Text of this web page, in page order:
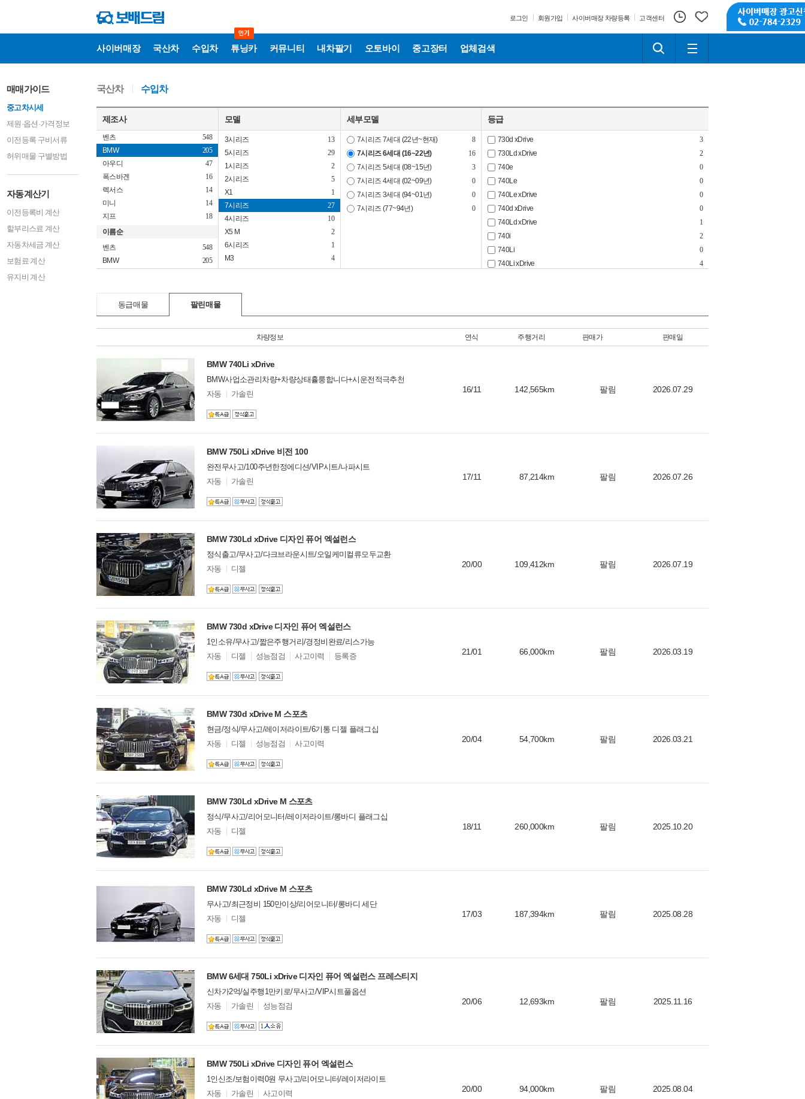
로그인 회원가입 사이버매장 차량등록 고객센터
사이버매장 국산차 수입차 튜닝카 커뮤니티 내차팔기 오토바이 중고장터 업체검색
매매가이드
중고차시세
제원·옵션·가격정보
이전등록 구비서류
허위매물 구별방법
자동계산기
이전등록비 계산
할부리스료 계산
자동차세금 계산
보험료 계산
유지비 계산
국산차 수입차
제조사
벤츠
548
BMW
205
아우디
47
폭스바겐
16
렉서스
14
미니
14
지프
18
이름순
벤츠
548
BMW
205
렉서스
14
BYD
0
7
다이하쓰
0
닷지
28
란치아
0
람보르기니
104
로터스
2
롤스로이스
123
르노
0
링컨
마세라티
32
마쯔다
0
맥라렌
머큐리
모건
1
벤틀리
89
볼보
9
북기은상
0
부가티
뷰익
0
비이스만
0
사브
선롱
새턴
0
스마트
3
쉐보레
33
스카니아
0
스파이커
0
시트로엥
0
알파로메오
알핀
1
0
0
올즈모빌
0
웨스트필드
0
0
이베코
1
이스즈
0
인피니티
재규어
지커
지프
18
크라이슬러
6
테슬라
15
토요타
14
모델
3시리즈
13
5시리즈
29
1시리즈
2
2시리즈
5
X1
1
7시리즈
27
4시리즈
10
X5 M
2
6시리즈
1
M3
4
X3
3
X3 M
M8
2
Z4
X4 M
i8
8시리즈
8
X7
Z8
02 시리즈
iX
3
M4
3
M2
iX3
i7
1
iX1
1
XM
iX2
세부모델
7시리즈 7세대 (22년~현재)
8
7시리즈 6세대 (16~22년)
16
7시리즈 5세대 (08~15년)
3
7시리즈 4세대 (02~09년)
0
7시리즈 3세대 (94~01년)
0
7시리즈 (77~94년)
0
등급
730d xDrive
3
730Ld xDrive
2
740e
0
740Le
0
740Le xDrive
0
740d xDrive
0
740Ld xDrive
1
740i
2
740Li
0
740Li xDrive
4
M760Li xDrive
0
알피나 B7
동급매물 팔린매물
차량정보 연식 주행거리 판매가 판매일
BMW 740Li xDrive
BMW사업소관리차량+차량상태휼룽합니다+시운전적극추천
모
옵
션
자동 가솔린 16/11 142,565km 팔림 2026.07.29
BMW 750Li xDrive 비전 100
완전무사고/100주년한정에디션/VIP시트/나파시트
모
옵
션
자동 가솔린 17/11 87,214km 팔림 2026.07.26
BMW 730Ld xDrive 디자인 퓨어 엑설런스
정식출고/무사고/다크브라운시트/오일케미컬류모두교환
모
옵
션
자동 디젤 20/00 109,412km 팔림 2026.07.19
BMW 730d xDrive 디자인 퓨어 엑설런스
1인소유/무사고/짧은주행거리/경정비완료/리스가능
모
옵
션
자동 디젤 성능점검 사고이력 등록증 21/01 66,000km 팔림 2026.03.19
BMW 730d xDrive M 스포츠
현금/정식/무사고/레이저라이트/6기통 디젤 플래그십
모
옵
션
자동 디젤 성능점검 사고이력 20/04 54,700km 팔림 2026.03.21
BMW 730Ld xDrive M 스포츠
정식/무사고/리어모니터/레이저라이트/롱바디 플래그십
모
옵
션
자동 디젤 18/11 260,000km 팔림 2025.10.20
BMW 730Ld xDrive M 스포츠
무사고/최근정비 150만이상/리어모니터/롱바디 세단
모
옵
션
자동 디젤 17/03 187,394km 팔림 2025.08.28
BMW 6세대 750Li xDrive 디자인 퓨어 엑설런스 프레스티지
신차가2억/실주행1만키로/무사고/VIP시트풀옵션
모
옵
션
자동 가솔린 성능점검 20/06 12,693km 팔림 2025.11.16
BMW 750Li xDrive 디자인 퓨어 엑설런스
1인신조/보험이력0원 무사고/리어모니터/레이저라이트
모
자동 가솔린 사고이력 20/00 94,000km 팔림 2025.08.04